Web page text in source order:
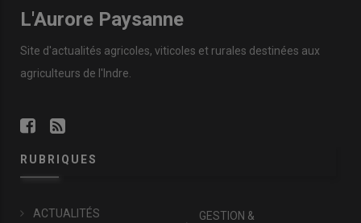
L'Aurore Paysanne
Site d'actualités agricoles, viticoles et rurales destinées aux
agriculteurs de l'Indre.
RUBRIQUES
ACTUALITÉS
GESTION &